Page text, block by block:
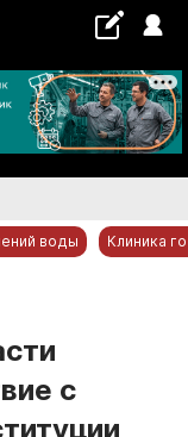
воды Клиника
с